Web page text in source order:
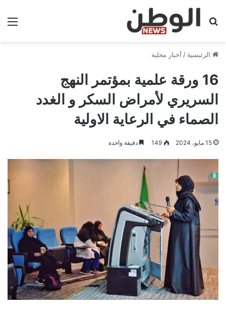
بحث عن
الرئيسية / أخبار محلية
16 ورقة علمية بمؤتمر النهج
السريري لأمراض السكر و الغدد
الصماء في الرعاية الاولية
15 مايو، 2024 149 دقيقة واحدة